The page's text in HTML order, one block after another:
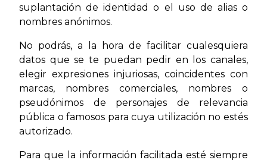
suplantación de identidad o el uso de alias o
nombres anónimos.
No podrás, a la hora de facilitar cualesquiera
datos que se te puedan pedir en los canales,
elegir expresiones injuriosas, coincidentes con
marcas, nombres comerciales, nombres o
pseudónimos de personajes de relevancia
pública o famosos para cuya utilización no estés
autorizado.
Para que la información facilitada esté siempre